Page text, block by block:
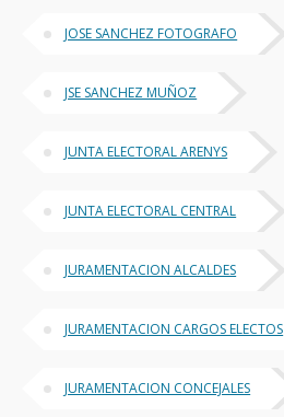
JOSE SANCHEZ FOTOGRAFO
JSE SANCHEZ MUÑOZ
JUNTA ELECTORAL ARENYS
JUNTA ELECTORAL CENTRAL
JURAMENTACION ALCALDES
JURAMENTACION CARGOS ELECTOS
JURAMENTACION CONCEJALES